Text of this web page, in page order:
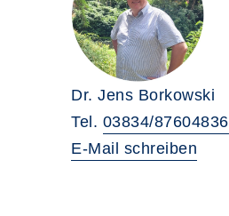
Dr. Jens Borkowski
Tel. 03834/87604836
E-Mail schreiben